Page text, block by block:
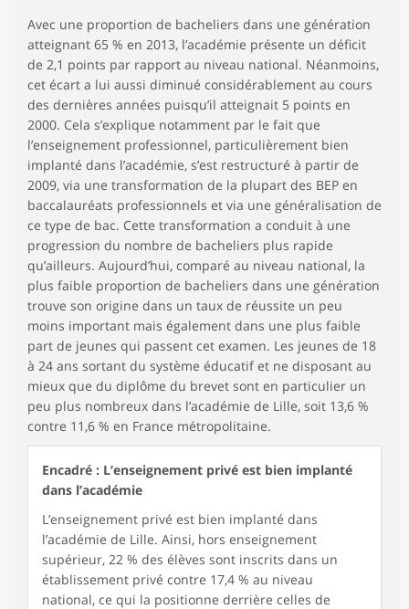
Avec une proportion de bacheliers dans une génération
atteignant 65 % en 2013, l’académie présente un déficit
de 2,1 points par rapport au niveau national. Néanmoins,
cet écart a lui aussi diminué considérablement au cours
des dernières années puisqu’il atteignait 5 points en
2000. Cela s’explique notamment par le fait que
l’enseignement professionnel, particulièrement bien
implanté dans l’académie, s’est restructuré à partir de
2009, via une transformation de la plupart des BEP en
baccalauréats professionnels et via une généralisation de
ce type de bac. Cette transformation a conduit à une
progression du nombre de bacheliers plus rapide
qu’ailleurs. Aujourd’hui, comparé au niveau national, la
plus faible proportion de bacheliers dans une génération
trouve son origine dans un taux de réussite un peu
moins important mais également dans une plus faible
part de jeunes qui passent cet examen. Les jeunes de 18
à 24 ans sortant du système éducatif et ne disposant au
mieux que du diplôme du brevet sont en particulier un
peu plus nombreux dans l’académie de Lille, soit 13,6 %
contre 11,6 % en France métropolitaine.
Encadré : L’enseignement privé est bien implanté
dans l’académie
L’enseignement privé est bien implanté dans
l’académie de Lille. Ainsi, hors enseignement
supérieur, 22 % des élèves sont inscrits dans un
établissement privé contre 17,4 % au niveau
national, ce qui la positionne derrière celles de